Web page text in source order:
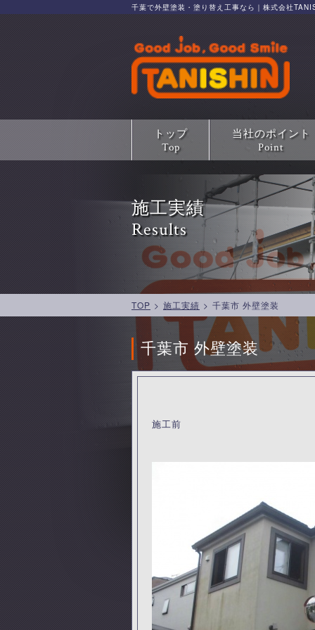
千葉で外壁塗装・塗り替え工事なら｜株式会社
トップ
Top
当社のポイント
Point
施工実績
Results
TOP > 施工実績 > 千葉市 外壁塗装
千葉市 外壁塗装
施工前